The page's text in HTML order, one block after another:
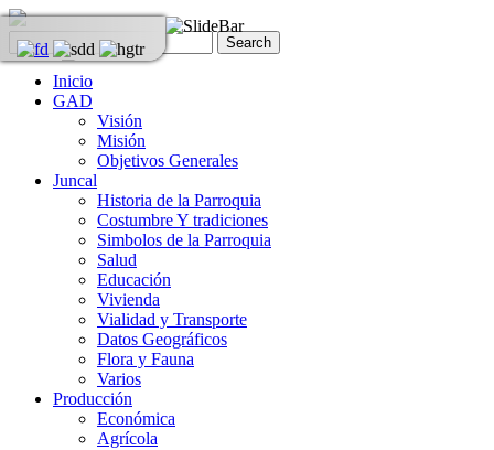
Inicio
GAD
Visión
Misión
Objetivos Generales
Juncal
Historia de la Parroquia
Costumbre Y tradiciones
Simbolos de la Parroquia
Salud
Educación
Vivienda
Vialidad y Transporte
Datos Geográficos
Flora y Fauna
Varios
Producción
Económica
Agrícola